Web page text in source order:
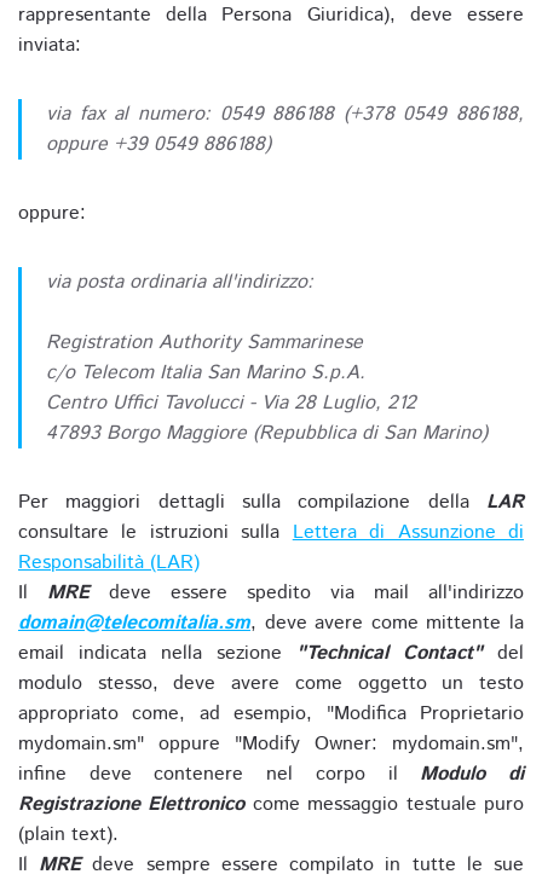
rappresentante della Persona Giuridica), deve essere
inviata:
via fax al numero: 0549 886188 (+378 0549 886188,
oppure +39 0549 886188)
oppure:
via posta ordinaria all'indirizzo:
Registration Authority Sammarinese
c/o Telecom Italia San Marino S.p.A.
Centro Uffici Tavolucci - Via 28 Luglio, 212
47893 Borgo Maggiore (Repubblica di San Marino)
Per maggiori dettagli sulla compilazione della LAR
consultare le istruzioni sullaLettera di Assunzione di
Responsabilità (LAR)
Il MREdeve essere spedito via mail all'indirizzo
domain@telecomitalia.sm, deve avere come mittente la
email indicata nella sezione
"Technical Contact"del
modulo stesso, deve avere come oggetto un testo
appropriato come, ad esempio, "Modifica Proprietario
mydomain.sm" oppure "Modify Owner: mydomain.sm",
infine deve contenere nel corpo il Modulo di
Registrazione Elettronicocome messaggio testuale puro
(plain text).
Il MREdeve sempre essere compilato in tutte le sue